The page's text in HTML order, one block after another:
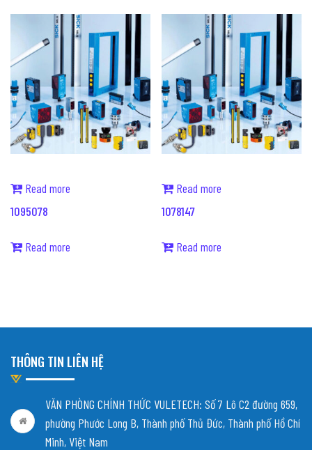
Read more
1095078
Read more
Read more
1078147
Read more
THÔNG TIN LIÊN HỆ
VĂN PHÒNG CHÍNH THỨC VULETECH: Số 7 Lô C2 đường 659,
phường Phước Long B, Thành phố Thủ Đức, Thành phố Hồ Chí
Minh, Việt Nam